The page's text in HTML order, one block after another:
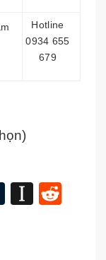
Hotline
0934 655
679
Tumblr